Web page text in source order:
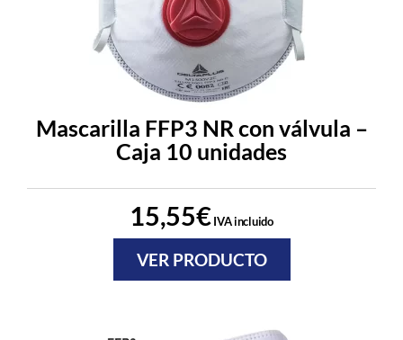
Mascarilla FFP3 NR con válvula –
Caja 10 unidades
15,55€IVA incluido
VER PRODUCTO